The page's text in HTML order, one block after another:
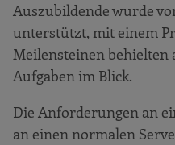
Auszubildende wurde
unterstützt, mit einem
Meilensteinen
Aufgaben im Blick.
Die Anforderungen an
an einen normalen